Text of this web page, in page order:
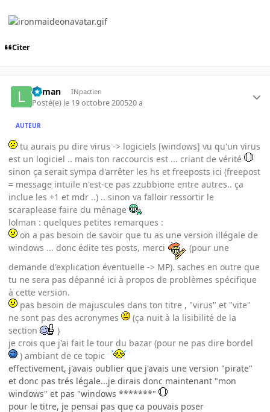
Citer
lolman INpactien
Posté(e) le 19 octobre 200520 a
AUTEUR
tu aurais pu dire virus -> logiciels [windows] vu qu'un virus
est un logiciel .. mais ton raccourcis est ... criant de vérité
sinon ça serait sympa d'arrêter les hs et freeposts ici (freepost
= message intuile n'est-ce pas zzubbione entre autres.. ça
inclue les +1 et mdr ..) .. sinon va falloir ressortir le
scaraplease faire du ménage
lolman : quelques petites remarques :
on a pas besoin de savoir que tu as une version illégale de
windows ... donc édite tes posts, merci
(pour une
demande d'explication éventuelle -> MP). saches en outre que
tu ne sera pas dépanné ici à propos de problèmes spécifique
à cette version.
pas besoin de majuscules dans ton titre , "virus" et "vite"
ne sont pas des acronymes
(ça nuit à la lisibilité de la
section
)
je crois que j'ai fait le tour du bazar (pour ne pas dire bordel
) ambiant de ce topic
effectivement, j'avais oublier que j'avais une version "pirate"
et donc pas trés légale...je dirais donc maintenant "mon
windows" et pas "windows *******"
pour le titre, je pensai pas que ca pouvais poser